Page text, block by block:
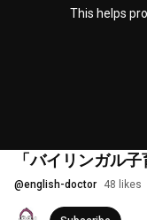
This helps
「バイリンガル
@english-doctor 48 likes